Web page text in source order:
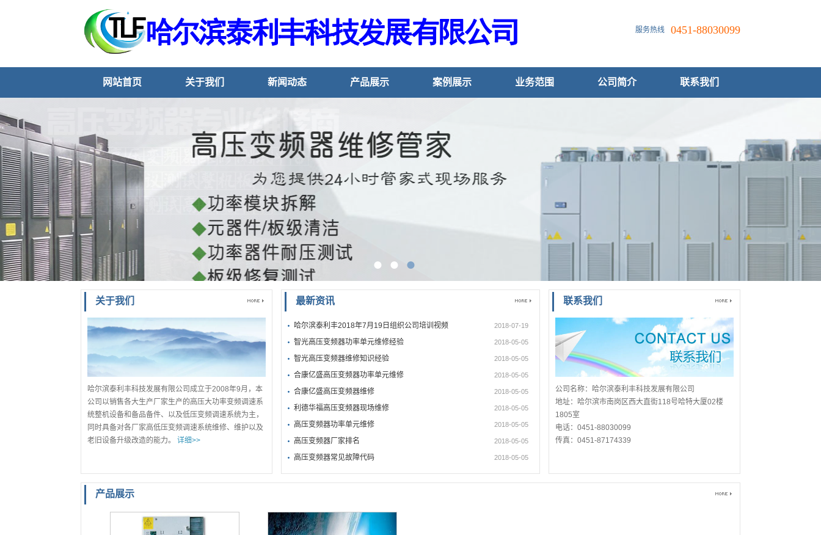
0451-88030099
服务热线
网站首页 关于我们 新闻动态 产品展示 案例展示 业务范围 公司简介 联系我们
● ● ●
关于我们
哈尔滨泰利丰科技发展有限公司成立于2008年9月，本
公司以销售各大生产厂家生产的高压大功率变频调速系
统整机设备和备品备件、以及低压变频调速系统为主，
同时具备对各厂家高低压变频调速系统维修、维护以及
老旧设备升级改造的能力。 详细>>
最新资讯
哈尔滨泰利丰2018年7月19日组织公司培训视频 2018-07-19
智光高压变频器功率单元维修经验 2018-05-05
智光高压变频器维修知识经验 2018-05-05
合康亿盛高压变频器功率单元维修 2018-05-05
合康亿盛高压变频器维修 2018-05-05
利德华福高压变频器现场维修 2018-05-05
高压变频器功率单元维修 2018-05-05
高压变频器厂家排名 2018-05-05
高压变频器常见故障代码 2018-05-05
联系我们
公司名称：哈尔滨泰利丰科技发展有限公司
地址：哈尔滨市南岗区西大直街118号哈特大厦02楼
1805室
电话：0451-88030099
传真：0451-87174339
产品展示